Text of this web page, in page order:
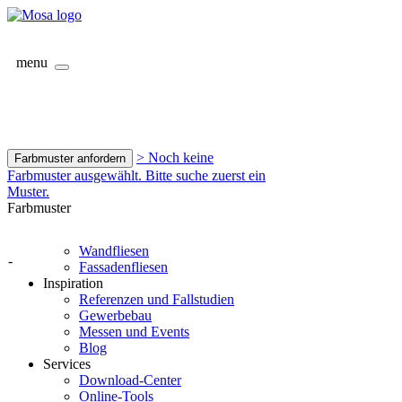
menu
Farbmuster anfordern
> Noch keine
Farbmuster ausgewählt. Bitte suche zuerst ein
Muster.
Farbmuster
-
Wandfliesen
Fassadenfliesen
Inspiration
Referenzen und Fallstudien
Gewerbebau
Messen und Events
Blog
Services
Download-Center
Online-Tools